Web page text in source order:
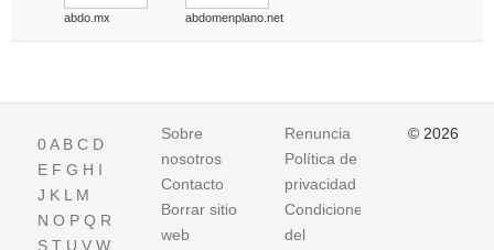
abdo.mx abdomenplano.net
0A B C D
E F G H I
J K L M
N O P Q R
S T U V W
Sobre
nosotros
Contacto
Borrar sitio
web
Renuncia
Política de
privacidad
Condiciones
del
© 2026